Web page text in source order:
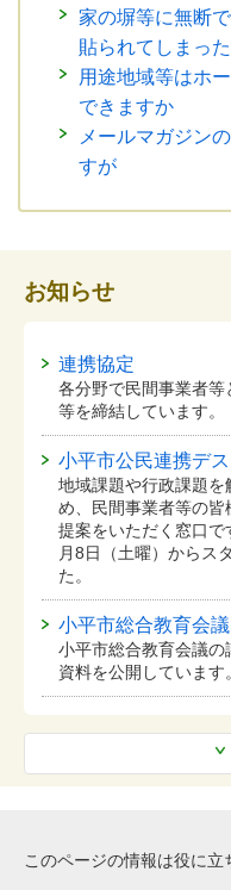
家の塀等に無断
貼られてしまっ
用途地域等はホ
できますか
メールマガジン
すが
お知らせ
連携協定
各分野で民間事業者等
等を締結しています。
小平市公民連携デス
地域課題や行政課題を
め、民間事業者等の皆
提案をいただく窓口で
月8日（土曜）からス
た。
小平市総合教育会議
小平市総合教育会議の
資料を公開しています。
このページの情報は役に立